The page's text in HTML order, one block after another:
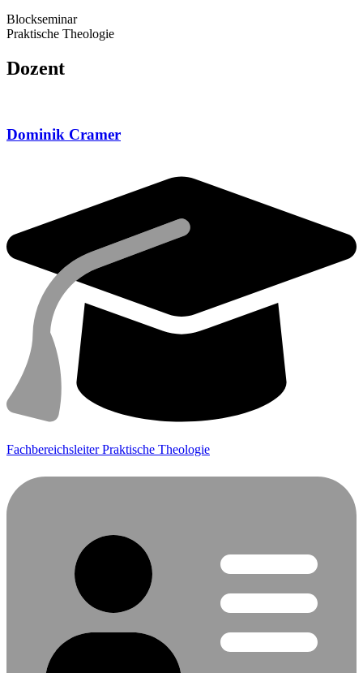
Blockseminar
Praktische Theologie
Dozent
Dominik Cramer
Fachbereichsleiter Praktische Theologie